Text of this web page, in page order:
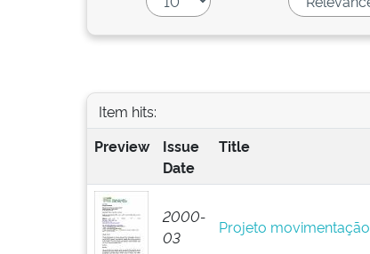
Item hits:
Preview
Issue
Date
Title
2000-
03
Projeto movimentação